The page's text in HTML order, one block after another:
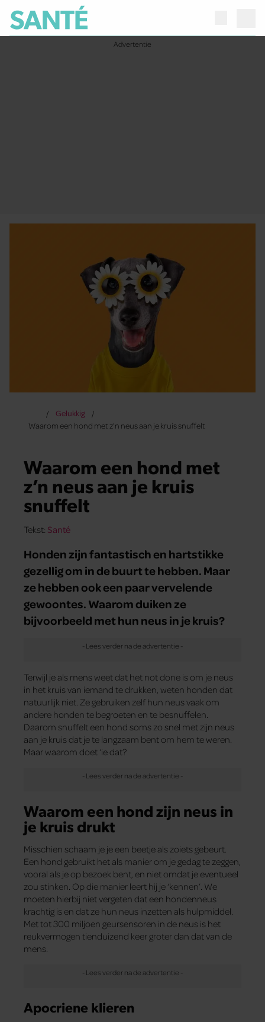
Gelukkig
Waarom een hond met z’n neus aan je kruis snuffelt
Waarom een hond met
z’n neus aan je kruis
snuffelt
Tekst: Santé
Honden zijn fantastisch en hartstikke
gezellig om in de buurt te hebben. Maar
ze hebben ook een paar vervelende
gewoontes. Waarom duiken ze
bijvoorbeeld met hun neus in je kruis?
Terwijl je als mens weet dat het not done is om je neus
in het kruis van iemand te drukken, weten honden dat
natuurlijk niet. Ze gebruiken zelf hun neus vaak om
andere honden te begroeten en te besnuffelen.
Daarom snuffelt een hond soms zo snel met zijn neus
aan je kruis dat je te langzaam bent om hem te weren.
Maar waarom doet ‘ie dat?
Waarom een hond zijn neus in
je kruis drukt
Misschien schaam je je een beetje als zoiets gebeurt.
Een hond gebruikt het als manier om je gedag te zeggen,
vooral als je op bezoek bent, en niet omdat je eventueel
zou stinken. Op die manier leert hij je ‘kennen’. We
moeten hierbij niet vergeten dat een hondenneus
krachtig is en dat ze hun neus inzetten als hulpmiddel.
Met tot 300 miljoen geursensoren in de neus is het
reukvermogen tienduizend keer groter dan dat van de
mens.
Apocriene klieren